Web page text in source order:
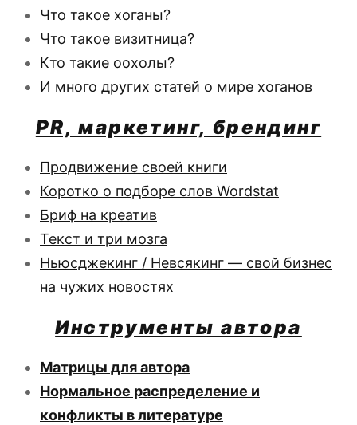
Что такое хоганы?
Что такое визитница?
Кто такие оохолы?
И много других статей о мире хоганов
PR, маркетинг, брендинг
Продвижение своей книги
Коротко о подборе слов Wordstat
Бриф на креатив
Текст и три мозга
Ньюсджекинг / Невсякинг — свой бизнес
на чужих новостях
Инструменты автора
Матрицы для автора
Нормальное распределение и
конфликты в литературе